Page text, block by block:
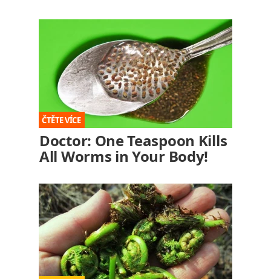
Doctor: One Teaspoon Kills
All Worms in Your Body!